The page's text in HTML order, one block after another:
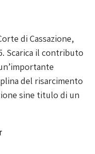
di Cassazione,
Scarica il contributo
del risarcimento
sine titulo di un